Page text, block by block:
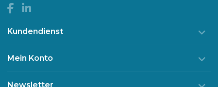
Kundendienst
Mein Konto
Newsletter